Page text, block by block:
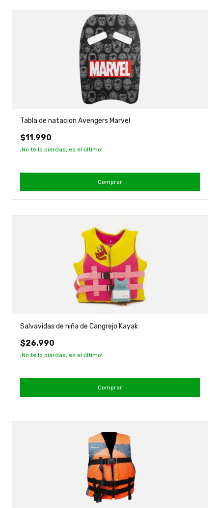
Tabla de natacion Avengers Marvel
$11.990
¡No te lo pierdas, es el último!
Comprar
Salvavidas de niña de Cangrejo Kayak
$26.990
¡No te lo pierdas, es el último!
Comprar